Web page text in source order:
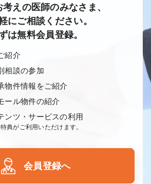
考えの医師のみなさま、
にご相談ください。
は無料会員登録。
紹介
相談の参加
物件情報をご紹介
ール物件の紹介
ンツ・サービスの利用
典がご利用いただけます。
会員登録へ